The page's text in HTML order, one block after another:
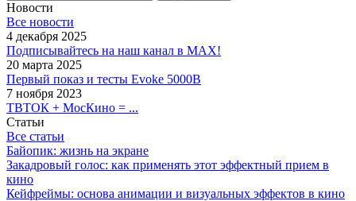
Новости
Все новости
4 декабря 2025
Подписывайтесь на наш канал в MAX!
20 марта 2025
Первый показ и тесты Evoke 5000B
7 ноября 2023
ТВТОК + МосКино = ...
Статьи
Все статьи
Байопик: жизнь на экране
Закадровый голос: как применять этот эффектный прием в
кино
Кейфреймы: основа анимации и визуальных эффектов в кино